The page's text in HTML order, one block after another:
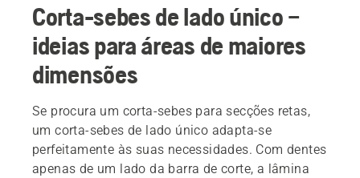
Corta-sebes de lado único –
ideias para áreas de maiores
dimensões
Se procura um corta-sebes para secções retas,
um corta-sebes de lado único adapta-se
perfeitamente às suas necessidades. Com dentes
apenas de um lado da barra de corte, a lâmina